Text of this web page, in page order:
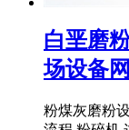
白垩磨
场设备网
粉煤灰磨粉